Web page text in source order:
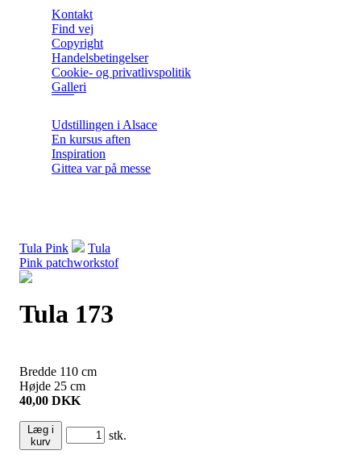
Kontakt
Find vej
Copyright
Handelsbetingelser
Cookie- og privatlivspolitik
Galleri
Udstillingen i Alsace
En kursus aften
Inspiration
Gittea var på messe
Tula Pink
Tula
Pink patchworkstof
Tula 173
Bredde 110 cm
Højde 25 cm
40,00 DKK
Læg i
kurv
stk.